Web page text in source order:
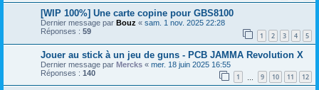
[WIP 100%] Une carte copine pour GBS8100
Dernier message par Bouz « sam. 1 nov. 2025 22:28
Réponses : 59 1 2 3 4 5
Jouer au stick à un jeu de guns - PCB JAMMA Revolution X
Dernier message par Mercks « mer. 18 juin 2025 16:55
Réponses : 140 1 9 10 11 12